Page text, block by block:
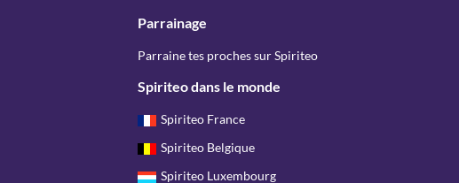
Parrainage
Parraine tes proches sur Spiriteo
Spiriteo dans le monde
Spiriteo France
Spiriteo Belgique
Spiriteo Luxembourg